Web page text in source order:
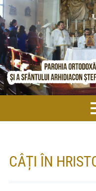
Sari
la
conținut
Istoric
Noutăți
CÂȚI ÎN